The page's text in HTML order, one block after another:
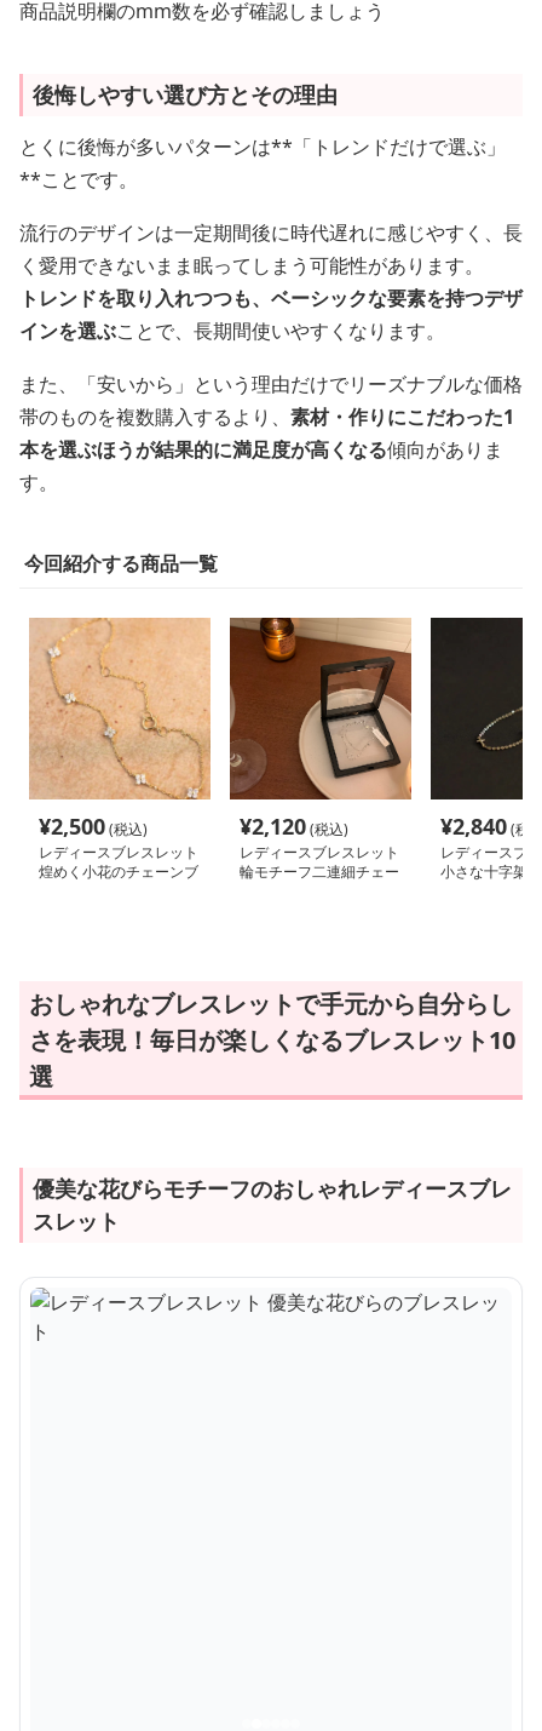
商品説明欄のmm数を必ず確認しましょう
後悔しやすい選び方とその理由
とくに後悔が多いパターンは**「トレンドだけで選ぶ」
**ことです。
流行のデザインは一定期間後に時代遅れに感じやすく、長
く愛用できないまま眠ってしまう可能性があります。
トレンドを取り入れつつも、ベーシックな要素を持つデザ
インを選ぶことで、長期間使いやすくなります。
また、「安いから」という理由だけでリーズナブルな価格
帯のものを複数購入するより、 素材・作りにこだわった1
本を選ぶほうが結果的に満足度が高くなる傾向がありま
す。
今回紹介する商品一覧
¥2,500(税込)
レディースブレスレット
煌めく小花のチェーンブ
¥2,120(税込)
レディースブレスレット
輪モチーフ二連細チェー
¥2,840(税
レディースブ
小さな十字架
おしゃれなブレスレットで手元から自分らし
さを表現！毎日が楽しくなるブレスレット10
選
優美な花びらモチーフのおしゃれレディースブレ
スレット